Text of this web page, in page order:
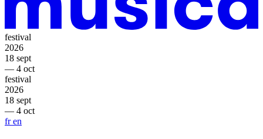
festival
2026
18 sept
— 4 oct
festival
2026
18 sept
— 4 oct
fren